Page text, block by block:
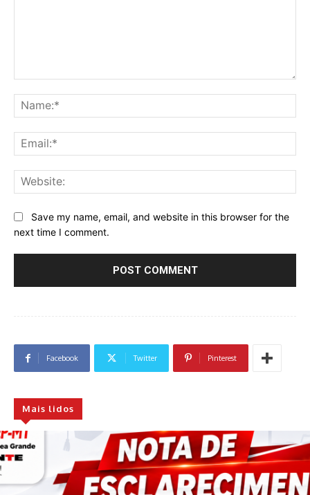
Save my name, email, and website in this browser for the
next time I comment.
Facebook Twitter Pinterest
Mais lidos